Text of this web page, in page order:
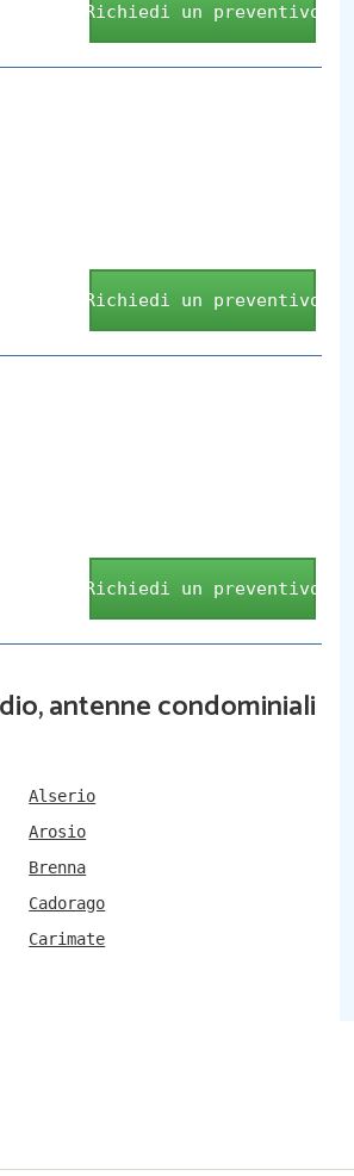
Richiedi un preventivo
Richiedi un preventivo
Richiedi un preventivo
antenne condominiali
Alserio
Arosio
Brenna
Cadorago
Carimate